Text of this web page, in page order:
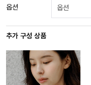
옵션 옵션
추가 구성 상품